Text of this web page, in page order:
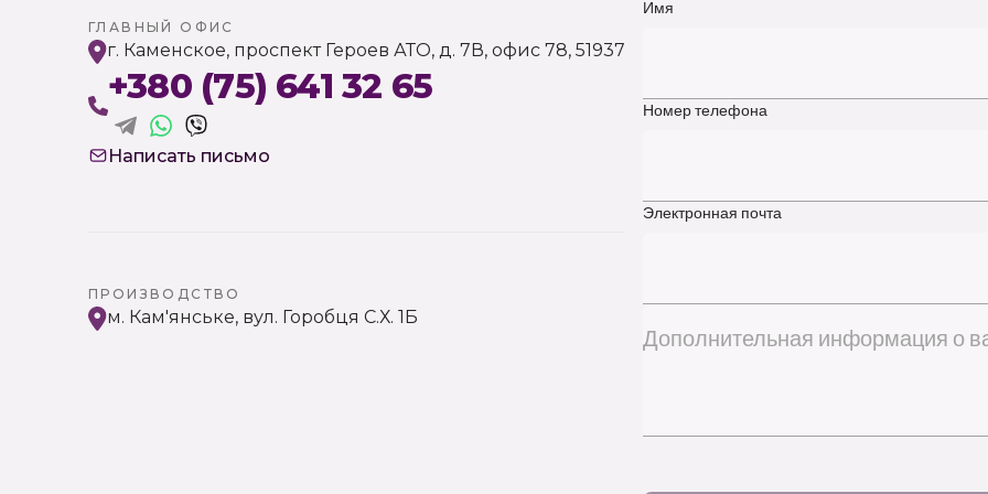
ГЛАВНЫЙ ОФИС
г. Каменское, проспект Героев АТО, д. 7В, офис 78, 51937
+380 (75) 641 32 65
Написать письмо
ПРОИЗВОДСТВО
м. Кам'янське, вул. Горобця С.Х. 1Б
Имя
Номер телефона
Электронная почта